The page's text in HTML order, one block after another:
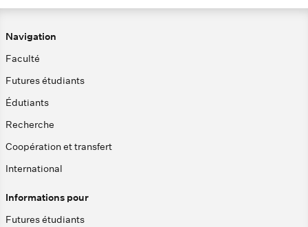
Navigation
Faculté
Futures étudiants
Édutiants
Recherche
Coopération et transfert
International
Informations pour
Futures étudiants